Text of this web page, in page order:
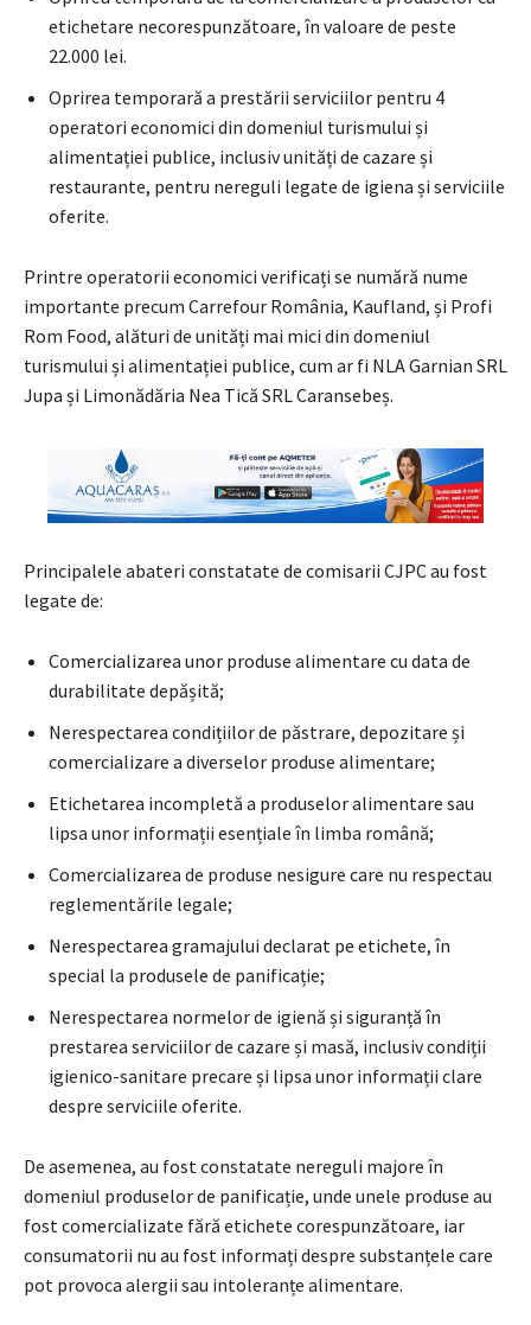
etichetare necorespunzătoare, în valoare de peste
22.000 lei.
Oprirea temporară a prestării serviciilor pentru 4
operatori economici din domeniul turismului și
alimentației publice, inclusiv unități de cazare și
restaurante, pentru nereguli legate de igiena și serviciile
oferite.
Printre operatorii economici verificați se numără nume
importante precum Carrefour România, Kaufland, și Profi
Rom Food, alături de unități mai mici din domeniul
turismului și alimentației publice, cum ar fi NLA Garnian SRL
Jupa și Limonădăria Nea Tică SRL Caransebeș.
Principalele abateri constatate de comisarii CJPC au fost
legate de:
Comercializarea unor produse alimentare cu data de
durabilitate depășită;
Nerespectarea condițiilor de păstrare, depozitare și
comercializare a diverselor produse alimentare;
Etichetarea incompletă a produselor alimentare sau
lipsa unor informații esențiale în limba română;
Comercializarea de produse nesigure care nu respectau
reglementările legale;
Nerespectarea gramajului declarat pe etichete, în
special la produsele de panificație;
Nerespectarea normelor de igienă și siguranță în
prestarea serviciilor de cazare și masă, inclusiv condiții
igienico-sanitare precare și lipsa unor informații clare
despre serviciile oferite.
De asemenea, au fost constatate nereguli majore în
domeniul produselor de panificație, unde unele produse au
fost comercializate fără etichete corespunzătoare, iar
consumatorii nu au fost informați despre substanțele care
pot provoca alergii sau intoleranțe alimentare.